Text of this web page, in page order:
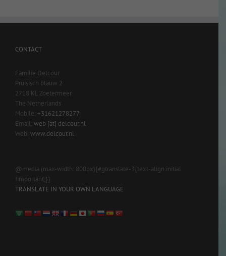
CONTACT
Familie Delcour
Pruisisch blauw 2
2718 KL Zoetermeer
The Netherlands
Mobile: +31621278277
Email: web [at] delcour.nl
Web: www.delcour.nl
@media (max-width: 800px){#gtranslate-3{text-align:initial
!important;}}
TRANSLATE IN YOUR OWN LANGUAGE